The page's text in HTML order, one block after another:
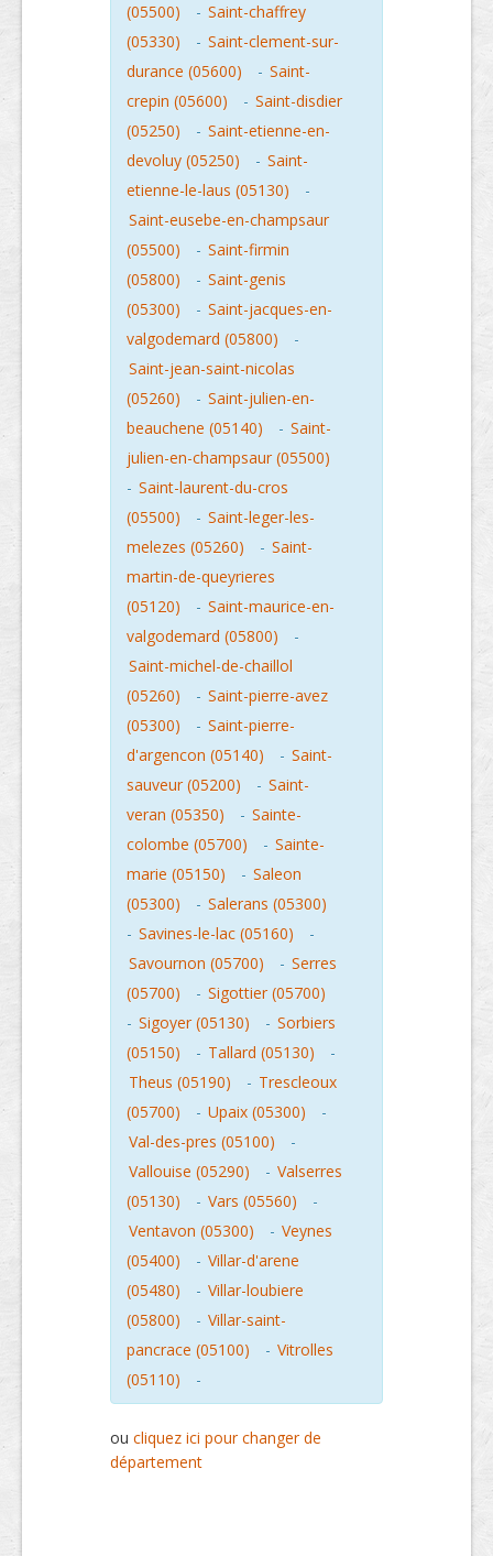
(05500)
- Saint-chaffrey
(05330)
- Saint-clement-sur-
durance (05600)
- Saint-
crepin (05600)
- Saint-disdier
(05250)
- Saint-etienne-en-
devoluy (05250)
- Saint-
etienne-le-laus (05130)
-
Saint-eusebe-en-champsaur
(05500)
- Saint-firmin
(05800)
- Saint-genis
(05300)
- Saint-jacques-en-
valgodemard (05800)
-
Saint-jean-saint-nicolas
(05260)
- Saint-julien-en-
beauchene (05140)
- Saint-
julien-en-champsaur (05500)
- Saint-laurent-du-cros
(05500)
- Saint-leger-les-
melezes (05260)
- Saint-
martin-de-queyrieres
(05120)
- Saint-maurice-en-
valgodemard (05800)
-
Saint-michel-de-chaillol
(05260)
- Saint-pierre-avez
(05300)
- Saint-pierre-
d'argencon (05140)
- Saint-
sauveur (05200)
- Saint-
veran (05350)
- Sainte-
colombe (05700)
- Sainte-
marie (05150)
- Saleon
(05300)
- Salerans (05300)
- Savines-le-lac (05160)
-
Savournon (05700)
- Serres
(05700)
- Sigottier (05700)
- Sigoyer (05130) - Sorbiers
(05150)
- Tallard (05130)
-
Theus (05190)
- Trescleoux
(05700)
- Upaix (05300)
-
Val-des-pres (05100)
-
Vallouise (05290)
- Valserres
(05130)
- Vars (05560)
-
Ventavon (05300)
- Veynes
(05400)
- Villar-d'arene
(05480)
- Villar-loubiere
(05800)
- Villar-saint-
pancrace (05100)
- Vitrolles
(05110)
-
ou cliquez ici pour changer de
département